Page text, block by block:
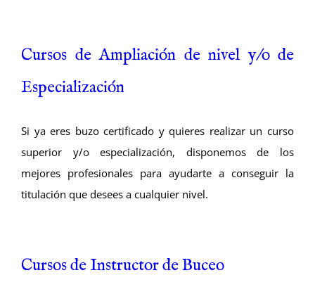
Cursos de Ampliación de nivel y/o de
Especialización
Si ya eres buzo certificado y quieres realizar un curso
superior y/o especialización, disponemos de los
mejores profesionales para ayudarte a conseguir la
titulación que desees a cualquier nivel.
Cursos de Instructor de Buceo